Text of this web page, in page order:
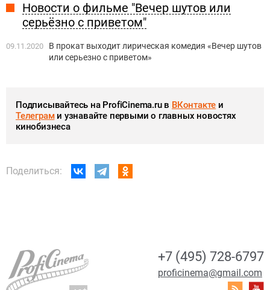
Новости о фильме "Вечер шутов или
серьёзно с приветом"
09.11.2020
В прокат выходит лирическая комедия «Вечер шутов
или серьезно с приветом»
Подписывайтесь на ProfiCinema.ru в ВКонтакте и
Телеграми узнавайте первыми о главных новостях
кинобизнеса
Поделиться:
+7 (495) 728-6797
proficinema@gmail.com